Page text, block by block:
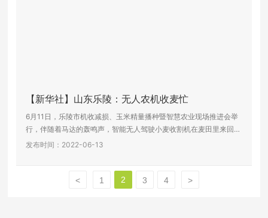
【新华社】山东乐陵：无人农机收麦忙
6月11日，乐陵市机收减损、玉米精量播种暨智慧农业现场推进会举
行，伴随着马达的轰鸣声，智能无人驾驶小麦收割机在麦田里来回穿
梭，按照既定路线进行实现自动行进、实时监测的精准作业。相比普
发布时间：2022-06-13
< 1 2 3 4 >